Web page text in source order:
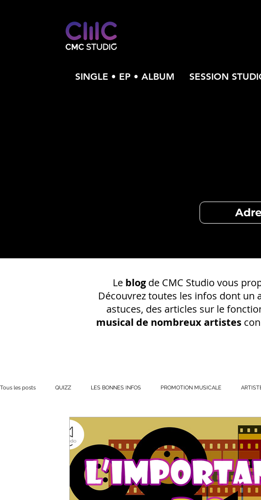
SINGLE • EP • ALBUM SESSION
Le blog de CMC Studio vous
Découvrez toutes les infos dont un
astuces, des articles sur le
musical de nombreux artistes
Tous les posts QUIZZ LES BONNES INFOS PROMOTION MUSICALE
PRÉSENCE EN LIGNE CONSEILS SUR UN ENREGISTREMENT